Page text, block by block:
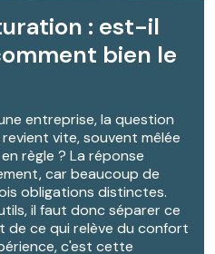
: est-il
bien le
entreprise, la question
vite, souvent mêlée
règle ? La réponse
car beaucoup de
obligations distinctes.
il faut donc séparer ce
de ce qui relève du confort
c'est cette